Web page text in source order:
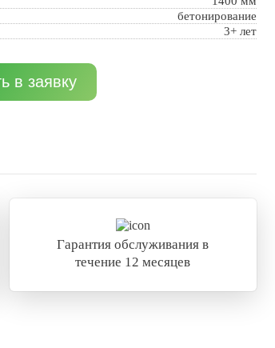
бетонирование
3+ лет
в заявку
Гарантия обслуживания в
течение 12 месяцев